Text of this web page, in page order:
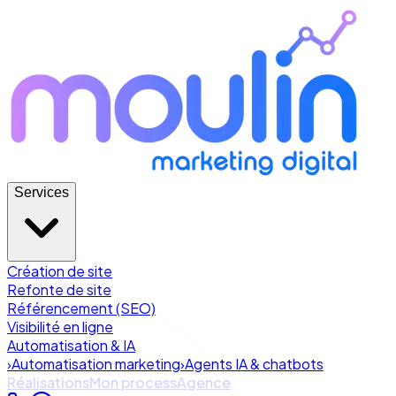
Services
Création de site
Refonte de site
Référencement (SEO)
Visibilité en ligne
Automatisation & IA
›Automatisation marketing›Agents IA & chatbots
RéalisationsMon processAgence